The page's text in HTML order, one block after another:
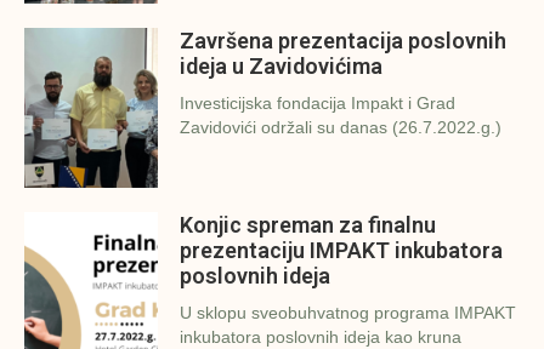
Završena prezentacija poslovnih
ideja u Zavidovićima
Investicijska fondacija Impakt i Grad
Zavidovići održali su danas (26.7.2022.g.)
Konjic spreman za finalnu
prezentaciju IMPAKT inkubatora
poslovnih ideja
U sklopu sveobuhvatnog programa IMPAKT
inkubatora poslovnih ideja kao kruna